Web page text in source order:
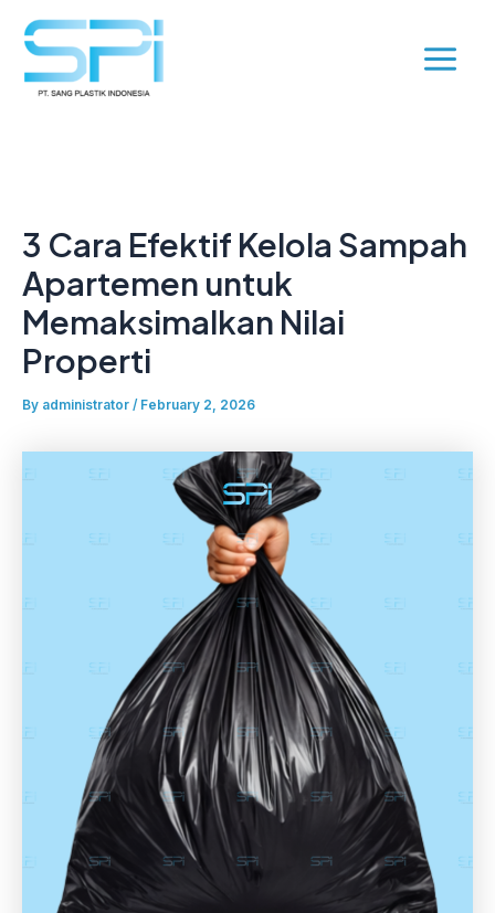
content
Menu
3 Cara Efektif Kelola Sampah
Apartemen untuk
Memaksimalkan Nilai
Properti
By administrator / February 2, 2026
Post
navigation